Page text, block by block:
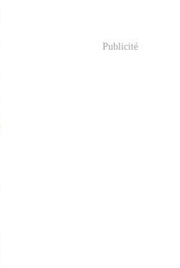
Publicité